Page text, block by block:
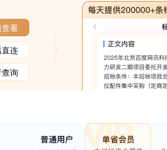
看
连
询